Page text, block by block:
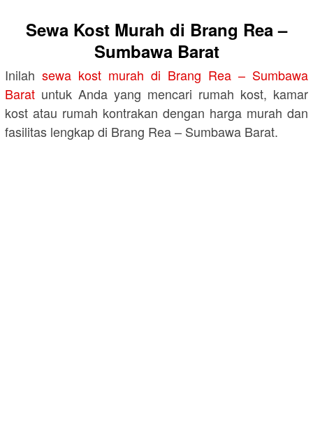
Sewa Kost Murah di Brang Rea –
Sumbawa Barat
Inilah sewa kost murah di Brang Rea – Sumbawa
Barat untuk Anda yang mencari rumah kost, kamar
kost atau rumah kontrakan dengan harga murah dan
fasilitas lengkap di Brang Rea – Sumbawa Barat.